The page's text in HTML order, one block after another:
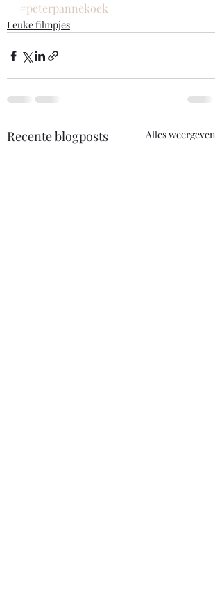
#peterpannekoek
Leuke filmpjes
Recente blogposts Alles weergeven